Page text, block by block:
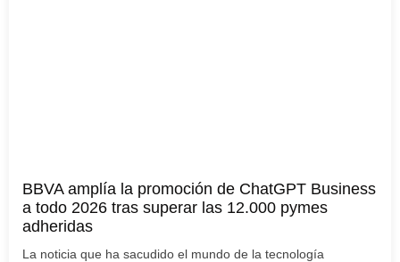
BBVA amplía la promoción de ChatGPT Business
a todo 2026 tras superar las 12.000 pymes
adheridas
La noticia que ha sacudido el mundo de la tecnología